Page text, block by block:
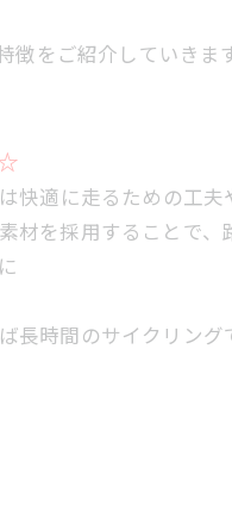
徴をご紹介していき
快適に走るための工
材を採用することで
長時間のサイクリング